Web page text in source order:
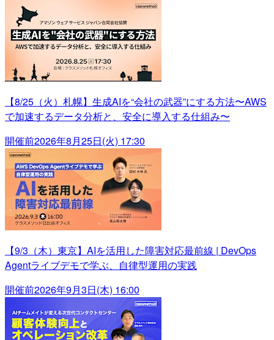
【8/25（火）札幌】生成AIを“会社の武器”にする方法〜AWS
で加速するデータ分析と、安全に導入する仕組み〜
開催前2026年8月25日(火) 17:30
【9/3（木）東京】AIを活用した障害対応最前線 | DevOps
Agentライブデモで学ぶ、自律型運用の実践
開催前2026年9月3日(木) 16:00